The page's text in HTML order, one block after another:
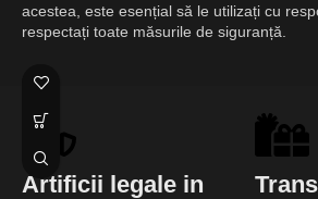
acestea, este esențial să le utilizați cu
respectați toate măsurile de siguranță.
Artificii legale in